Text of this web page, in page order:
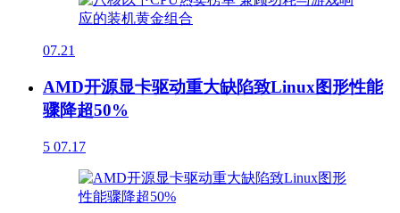
07.21
AMD开源显卡驱动重大缺陷致Linux图形性能
骤降超50%
5 07.17